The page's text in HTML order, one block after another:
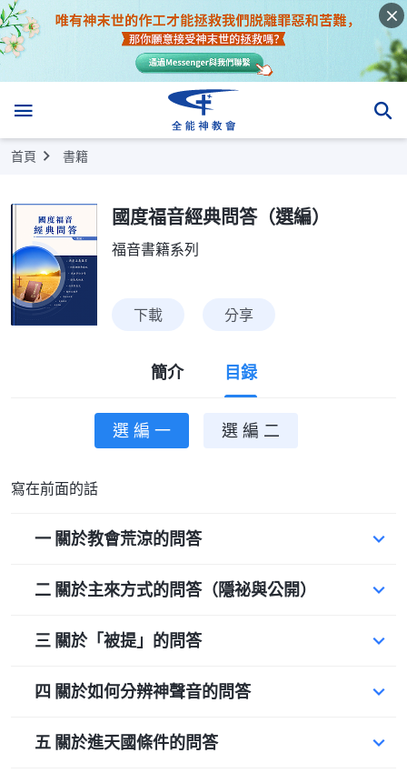
首頁 書籍
國度福音經典問答（選編）
福音書籍系列
下載 分享
簡介 目録
選 編 一 選 編 二
寫在前面的話
一 關於教會荒涼的問答
二 關於主來方式的問答（隱祕與公開）
三 關於「被提」的問答
四 關於如何分辨神聲音的問答
五 關於進天國條件的問答